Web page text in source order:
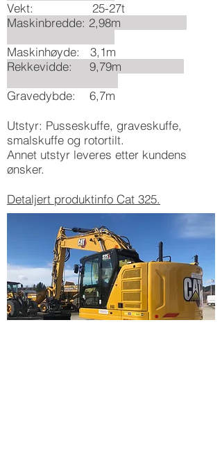
Vekt: 25-27t
Maskinbredde: 2,98m
Maskinhøyde: 3,1m
Rekkevidde: 9,79m
Gravedybde: 6,7m
Utstyr: Pusseskuffe, graveskuffe,
smalskuffe og rotortilt.
Annet utstyr leveres etter kundens
ønsker.
Detaljert produktinfo Cat 325.